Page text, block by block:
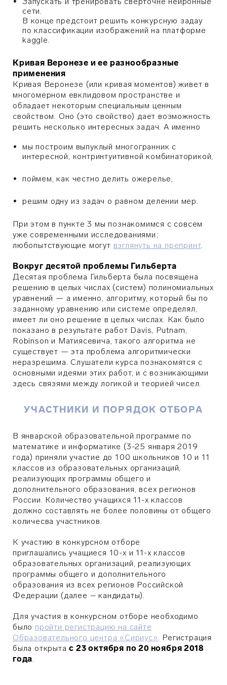
сети.
В конце предстоит решить конкурсную задау
по классификации изображений на платформе
kaggle.
Кривая Веронезе и ее разнообразные
применения
Кривая Веронезе (или кривая моментов) живет в
многомерном евклидовом пространстве и
обладает некоторым специальным ценным
свойством. Оно (это свойство) дает возможность
решить несколько интересных задач. А именно
мы построим выпуклый многогранник с
интересной, контринтуитивной комбинаторикой,
поймем, как честно делить ожерелье,
решим одну из задач о равном делении мер.
При этом в пункте 3 мы познакомимся с совсем
уже современными исследованиями;
любопытствующие могут взглянуть на препринт.
Вокруг десятой проблемы Гильберта
Десятая проблема Гильберта была посвящена
решению в целых числах (систем) полиномиальных
уравнений — а именно, алгоритму, который бы по
заданному уравнению или системе определял,
имеет ли оно решение в целых числах. Как было
показано в результате работ Davis, Putnam,
Robinson и Матиясевича, такого алгоритма не
существует — эта проблема алгоритмически
неразрешима. Слушатели курса познакомятся с
основными идеями этих работ, и с возникающими
здесь связями между логикой и теорией чисел.
УЧАСТНИКИ И ПОРЯДОК ОТБОРА
В январской образовательной программе по
математике и информатике (3-25 января 2019
года) приняли участие до 100 школьников 10 и 11
классов из образовательных организаций,
реализующих программы общего и
дополнительного образования, всех регионов
России. Количество учащихся 11-х классов
должно составлять не более половины от общего
количесва участников.
К участию в конкурсном отборе
приглашались учащиеся 10-х и 11-х классов
образовательных организаций, реализующих
программы общего и дополнительного
образования из всех регионов Российской
Федерации (далее – кандидаты).
Для участия в конкурсном отборе необходимо
было пройти регистрацию на сайте
Образовательного центра «Сириус». Регистрация
была открытас 23 октября по 20 ноября 2018
года.